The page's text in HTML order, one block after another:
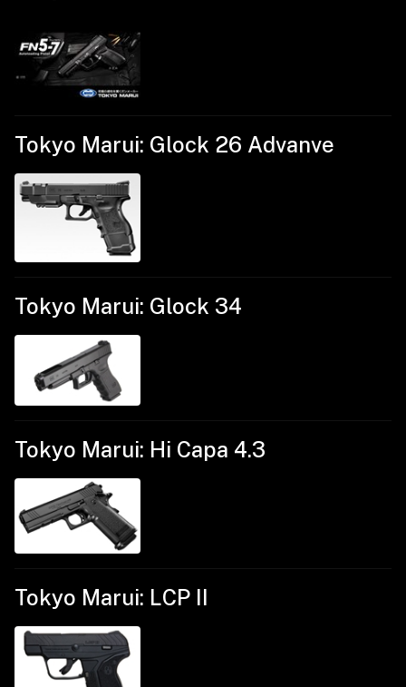
Tokyo Marui: Glock 26 Advanve
Tokyo Marui: Glock 34
Tokyo Marui: Hi Capa 4.3
Tokyo Marui: LCP II